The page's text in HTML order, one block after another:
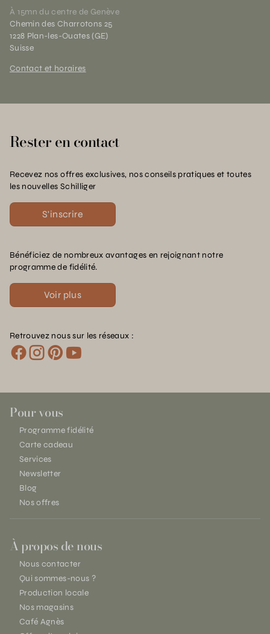
À 15mn du centre de Genève
Chemin des Charrotons 25
1228 Plan-les-Ouates (GE)
Suisse
Contact et horaires
Rester en contact
Recevez nos offres exclusives, nos conseils pratiques et toutes
les nouvelles Schilliger
S'inscrire
Bénéficiez de nombreux avantages en rejoignant notre
programme de fidélité.
Voir plus
Retrouvez nous sur les réseaux :
Pour vous
Programme fidélité
Carte cadeau
Services
Newsletter
Blog
Nos offres
À propos de nous
Nous contacter
Qui sommes-nous ?
Production locale
Nos magasins
Café Agnès